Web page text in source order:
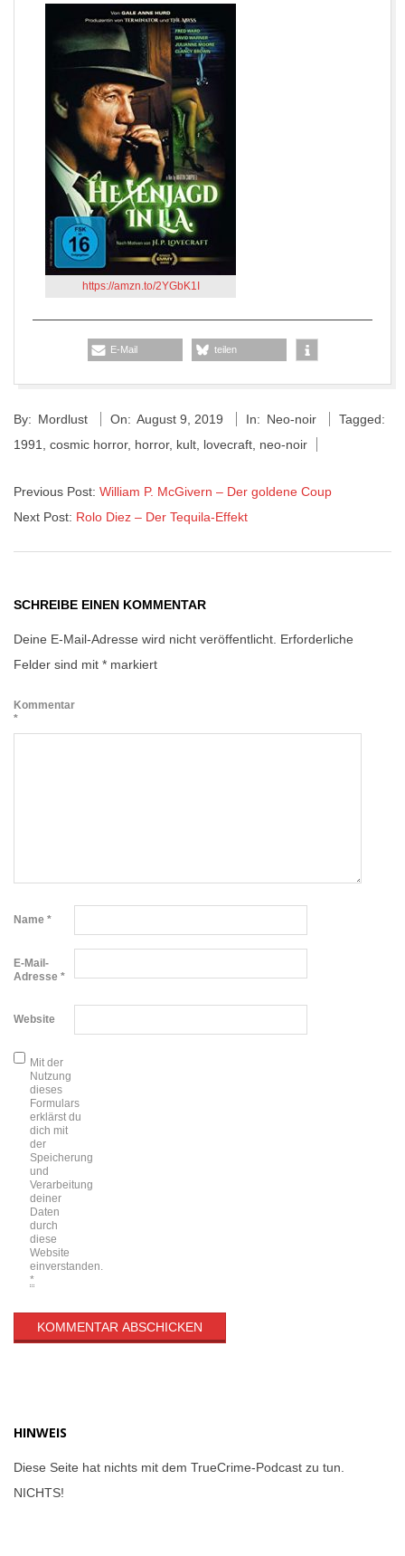
https://amzn.to/2YGbK1I
E-Mail teilen
08-
09
By: Mordlust On: August 9, 2019 In: Neo-noir
Tagged:
1991
cosmic horror, horror, kult lovecraft neo-noir
Previous Post: William P. McGivern – Der goldene Coup
Next Post: Rolo Diez – Der Tequila-Effekt
SCHREIBE EINEN KOMMENTAR
Deine E-Mail-Adresse wird nicht veröffentlicht. Erforderliche
Felder sind mit * markiert
Kommentar
*
Name *
E-Mail-
Adresse *
Website
Mit der
Nutzung
dieses
Formulars
erklärst du
dich mit
der
Speicherung
und
Verarbeitung
deiner
Daten
durch
diese
Website
einverstanden.
*
HINWEIS
Diese Seite hat nichts mit dem TrueCrime-Podcast zu tun.
NICHTS!